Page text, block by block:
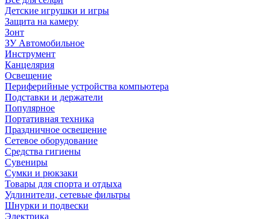
Детские игрушки и игры
Защита на камеру
Зонт
ЗУ Автомобильное
Инструмент
Канцелярия
Освещение
Периферийные устройства компьютера
Подставки и держатели
Популярное
Портативная техника
Праздничное освещение
Сетевое оборудование
Средства гигиены
Сувениры
Сумки и рюкзаки
Товары для спорта и отдыха
Удлинители, сетевые фильтры
Шнурки и подвески
Электрика